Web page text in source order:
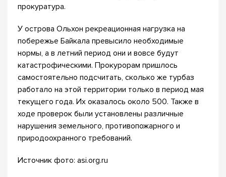
прокуратура.
У острова Ольхон рекреационная нагрузка на
побережье Байкала превысило необходимые
нормы, а в летний период они и вовсе будут
катастрофическими. Прокурорам пришлось
самостоятельно подсчитать, сколько же турбаз
работало на этой территории только в период мая
текущего года. Их оказалось около 500. Также в
ходе проверок были установлены различные
нарушения земельного, противопожарного и
природоохранного требований.
Источник фото: asi.org.ru